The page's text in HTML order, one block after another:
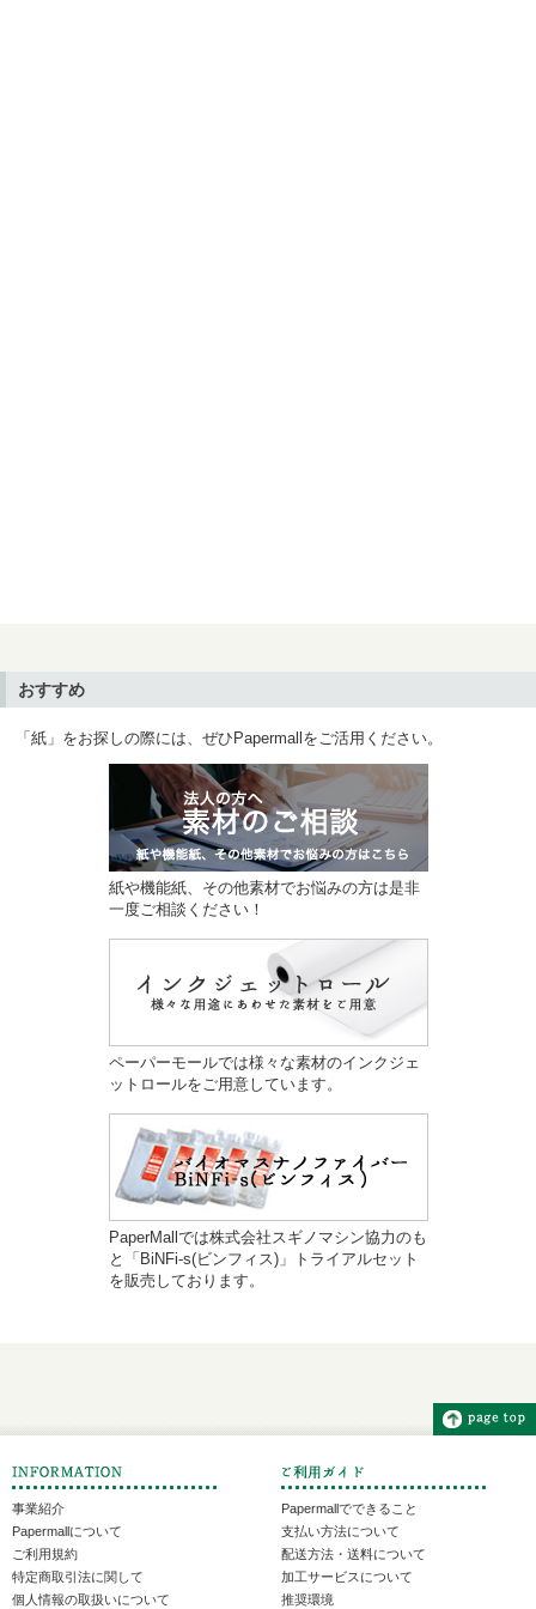
おすすめ
「紙」をお探しの際には、ぜひPapermallをご活用ください。
紙や機能紙、その他素材でお悩みの方は是非
一度ご相談ください！
ペーパーモールでは様々な素材のインクジェ
ットロールをご用意しています。
PaperMallでは株式会社スギノマシン協力のも
と「BiNFi-s(ビンフィス)」トライアルセット
を販売しております。
事業紹介
Papermallについて
ご利用規約
特定商取引法に関して
個人情報の取扱いについて
Papermallでできること
支払い方法について
配送方法・送料について
加工サービスについて
推奨環境